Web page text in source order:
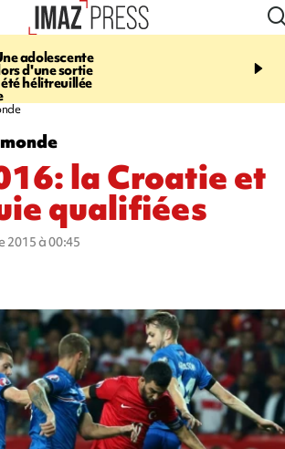
adolescente
d'une sortie
hélitreuillée
20:44
rouée de coups,
la Croatie et
qualifiées
2015 à 00:45